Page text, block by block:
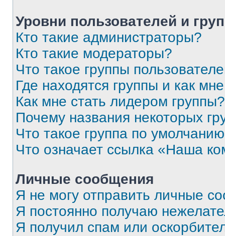
Уровни пользователей и
Кто такие администраторы?
Кто такие модераторы?
Что такое группы
Где находятся группы и как
Как мне стать лидером группы?
Почему названия некоторых
Что такое группа по
Что означает ссылка «Наша
Личные сообщения
Я не могу отправить личные
Я постоянно получаю
Я получил спам или